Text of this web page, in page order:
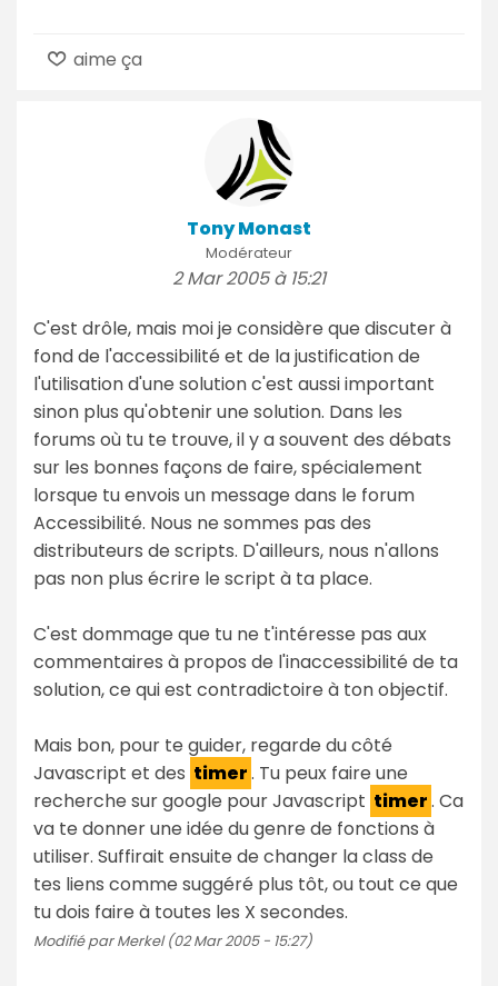
aime ça
Tony Monast
Modérateur
2 Mar 2005 à 15:21
C'est drôle, mais moi je considère que discuter à
fond de l'accessibilité et de la justification de
l'utilisation d'une solution c'est aussi important
sinon plus qu'obtenir une solution. Dans les
forums où tu te trouve, il y a souvent des débats
sur les bonnes façons de faire, spécialement
lorsque tu envois un message dans le forum
Accessibilité. Nous ne sommes pas des
distributeurs de scripts. D'ailleurs, nous n'allons
pas non plus écrire le script à ta place.
C'est dommage que tu ne t'intéresse pas aux
commentaires à propos de l'inaccessibilité de ta
solution, ce qui est contradictoire à ton objectif.
Mais bon, pour te guider, regarde du côté
Javascript et des timer. Tu peux faire une
recherche sur google pour Javascript timer. Ca
va te donner une idée du genre de fonctions à
utiliser. Suffirait ensuite de changer la class de
tes liens comme suggéré plus tôt, ou tout ce que
tu dois faire à toutes les X secondes.
Modifié par Merkel (02 Mar 2005 - 15:27)